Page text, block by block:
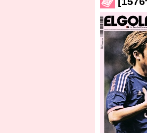
［3222号］史